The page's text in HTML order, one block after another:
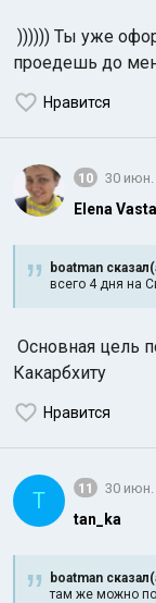
)))))) Ты уже
проедешь до
Нравится
10 30 июн.
Elena Vasta
boatman
всего 4 дня на
Основная цель
Какарбхиту
Нравится
T 11 30 июн.
tan_ka
boatman
там же можно